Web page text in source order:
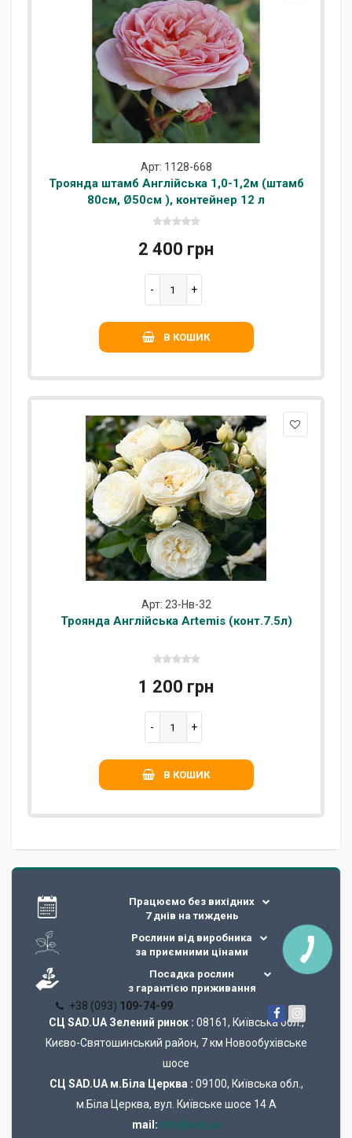
Арт: 1128-668
Троянда штамб Англійська 1,0-1,2м (штамб
80см, Ø50см ), контейнер 12 л
2 400 грн
В КОШИК
Арт: 23-Нв-32
Троянда Англійська Artemis (конт.7.5л)
1 200 грн
В КОШИК
Працюємо без вихідних
7 днів на тиждень
Рослини від виробника
за приємними цінами
Посадка рослин
з гарантією приживання
+38 (093) 109-74-99
СЦ SAD.UA Зелений ринок : 08161, Київська обл.,
Києво-Святошинський район, 7 км Новообухівське
шосе
СЦ SAD.UA м.Біла Церква : 09100, Київська обл.,
м.Біла Церква, вул. Київське шосе 14 А
mail:info@sad.ua